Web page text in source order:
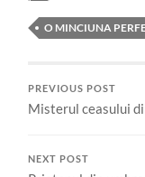
O MINCIUNA
PREVIOUS POST
Misterul ceasului
NEXT POST